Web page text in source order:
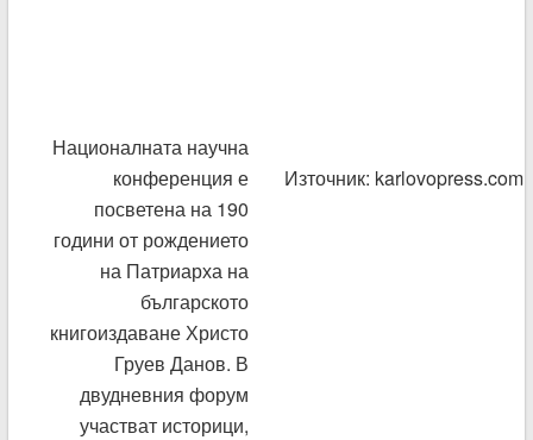
Националната научна
конференция е
посветена на 190
години от рождението
на Патриарха на
българското
книгоиздаване Христо
Груев Данов. В
двудневния форум
участват историци,
Източник: karlovopress.com